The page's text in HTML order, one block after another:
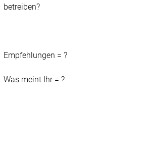
betreiben?
Empfehlungen = ?
Was meint Ihr = ?